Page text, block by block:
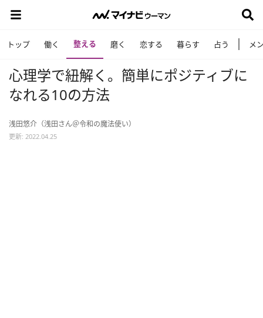
トップ 働く 整える 磨く 恋する 暮らす 占う メ
心理学で紐解く。簡単にポジティブに
なれる10の方法
浅田悠介（浅田さん＠令和の魔法使い）
更新: 2022.04.25